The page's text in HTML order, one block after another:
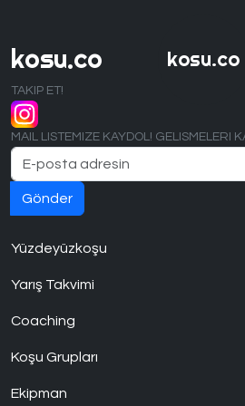
kosu.co
kosu.co
TAKIP ET!
MAIL LISTEMIZE KAYDOL! GELISMELERI
Yüzdeyüzkoşu
Yarış Takvimi
Coaching
Koşu Grupları
Ekipman